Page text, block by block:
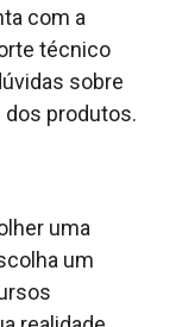
com a
técnico
sobre
dos produtos.
uma
um